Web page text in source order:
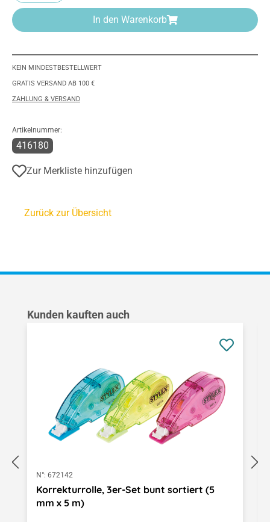
In den Warenkorb
KEIN MINDESTBESTELLWERT
GRATIS VERSAND AB 100 €
ZAHLUNG & VERSAND
Artikelnummer:
416180
Zur Merkliste hinzufügen
Zurück zur Übersicht
Produktgalerie überspringen
Kunden kauften auch
N°: 672142
Korrekturrolle, 3er-Set bunt sortiert (5
mm x 5 m)